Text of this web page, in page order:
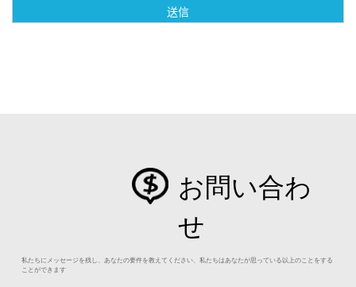
お問い合わ
せ
私たちにメッセージを残し、あなたの要件を教えてください、私たちはあなたが思っている以上のことをする
ことができます